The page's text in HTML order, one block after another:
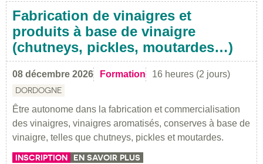
Fabrication de vinaigres et
produits à base de vinaigre
(chutneys, pickles, moutardes…)
08 décembre 2026 Formation 16 heures (2 jours)
DORDOGNE
Être autonome dans la fabrication et commercialisation
des vinaigres, vinaigres aromatisés, conserves à base de
vinaigre, telles que chutneys, pickles et moutardes.
INSCRIPTION EN SAVOIR PLUS